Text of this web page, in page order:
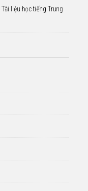
Tài liệu học tiếng Trung